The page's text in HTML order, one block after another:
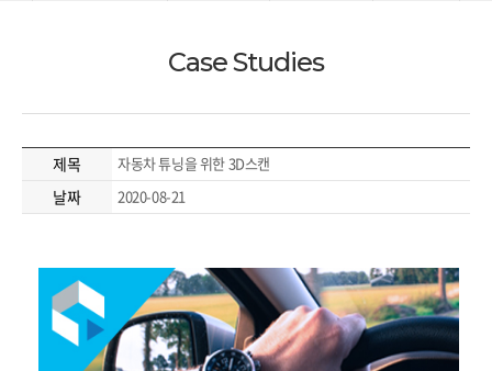
Case Studies
제목 자동차 튜닝을 위한 3D스캔
날짜 2020-08-21